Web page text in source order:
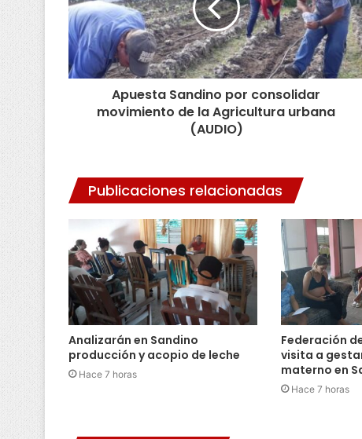
Apuesta Sandino por consolidar
movimiento de la Agricultura urbana
(AUDIO)
Publicaciones relacionadas
Analizarán en Sandino
producción y acopio de leche
Hace 7 horas
Federación
visita a
materno en
Hace 7 horas